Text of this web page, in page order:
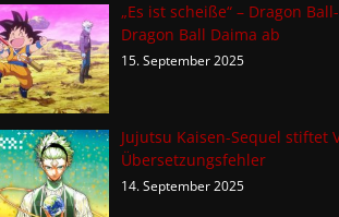
„Es ist scheiße“ – Dragon
Dragon Ball Daima ab
15. September 2025
Jujutsu Kaisen-Sequel stiftet
Übersetzungsfehler
14. September 2025